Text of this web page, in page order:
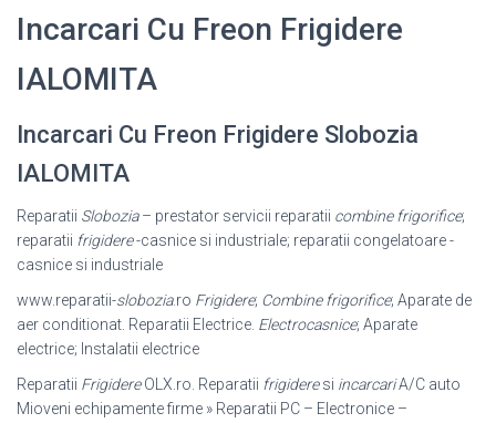
Incarcari Cu Freon Frigidere
IALOMITA
Incarcari Cu Freon Frigidere Slobozia
IALOMITA
Reparatii Slobozia– prestator servicii reparatii combine frigorifice;
reparatii frigidere-casnice si industriale; reparatii congelatoare -
casnice si industriale
www.reparatii-slobozia.ro Frigidere; Combine frigorifice; Aparate de
aer conditionat. Reparatii Electrice. Electrocasnice; Aparate
electrice; Instalatii electrice
Reparatii FrigidereOLX.ro. Reparatii frigideresi incarcariA/C auto
Mioveni echipamente firme » Reparatii PC – Electronice –